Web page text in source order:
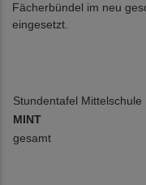
Fächerbündel im neu
eingesetzt.
Stundentafel Mittelschule
MINT
gesamt